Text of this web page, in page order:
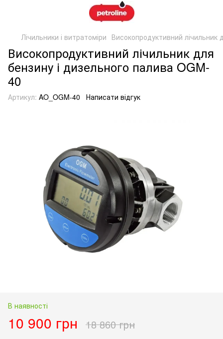
Лічильники і витратоміри Високопродуктивний лічильник
Високопродуктивний лічильник для
бензину і дизельного палива OGM-
40
Артикул: AO_OGM-40 Написати відгук
В наявності
10 900 грн 18 860 грн